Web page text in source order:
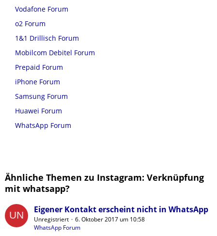
Vodafone Forum
o2 Forum
1&1 Drillisch Forum
Mobilcom Debitel Forum
Prepaid Forum
iPhone Forum
Samsung Forum
Huawei Forum
WhatsApp Forum
Ähnliche Themen zu Instagram: Verknüpfung
mit whatsapp?
Eigener Kontakt erscheint nicht in WhatsApp
Unregistriert
6. Oktober 2017 um 10:58
WhatsApp Forum